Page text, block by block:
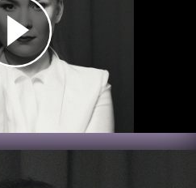
Play
Video